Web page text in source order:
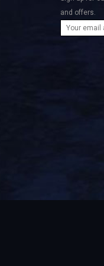
and offers.